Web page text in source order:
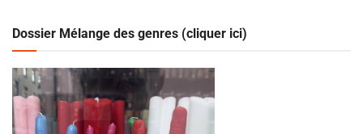
Dossier Mélange des genres (cliquer ici)